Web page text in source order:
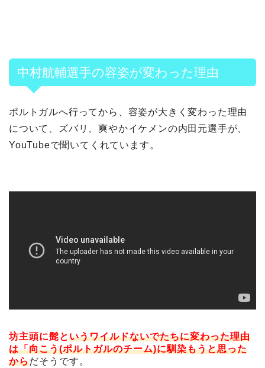
中村航輔選手の容姿が変わった理由
ポルトガルへ行ってから、容姿が大きく変わった理由
について、ズバリ、爽やかイケメンの内田元選手が、
YouTubeで聞いてくれています。
坊主頭に髭というワイルドないでたちに変わった理由
は「向こう(ポルトガルのチーム)に馴染もうと思った
からだそうです。